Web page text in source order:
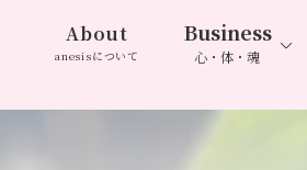
About
anesisについて
Business
心・体・魂